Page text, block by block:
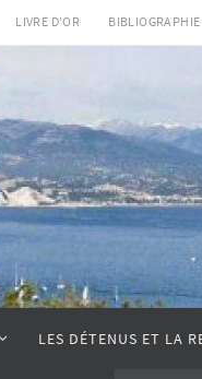
LIVRE D’OR BIBLIOGRAPHIE
LES DÉTENUS ET LA